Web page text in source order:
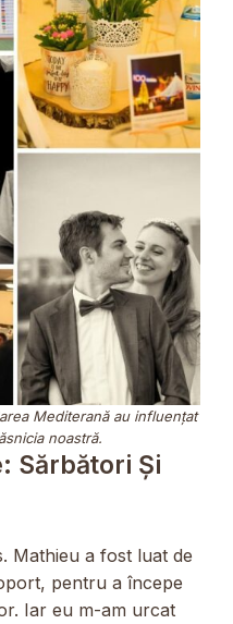
Mediterană au influențat
noastră.
Sărbători Și
Mathieu a fost luat de
pentru a începe
Iar eu m-am urcat